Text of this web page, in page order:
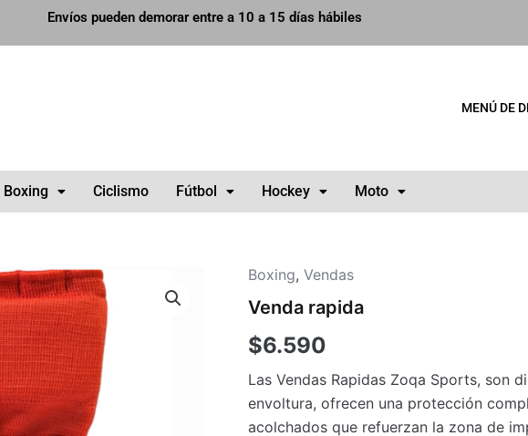
Envíos pueden demorar entre a 10 a 15 días hábiles
MENÚ DE
Boxing Ciclismo Fútbol Hockey Moto
Boxing, Vendas
Venda rapida
$6.590
Las Vendas Rapidas Zoqa Sports, son
envoltura, ofrecen una protección
acolchados que refuerzan la zona de
Venda
cantidad